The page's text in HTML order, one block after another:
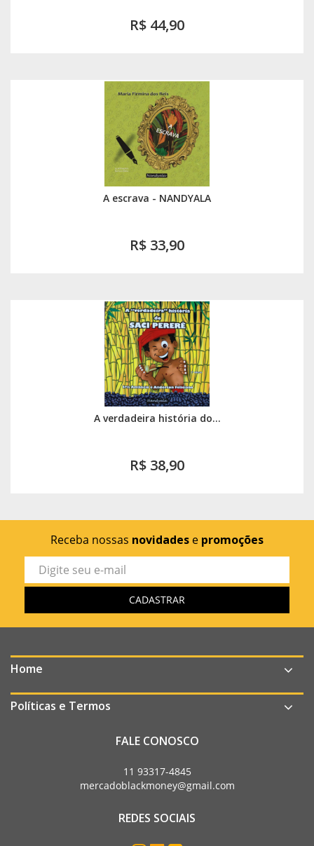
R$ 44,90
A escrava - NANDYALA
R$ 33,90
A verdadeira história do...
R$ 38,90
Receba nossas novidades e promoções
Home
Políticas e Termos
FALE CONOSCO
11 93317-4845
mercadoblackmoney@gmail.com
REDES SOCIAIS